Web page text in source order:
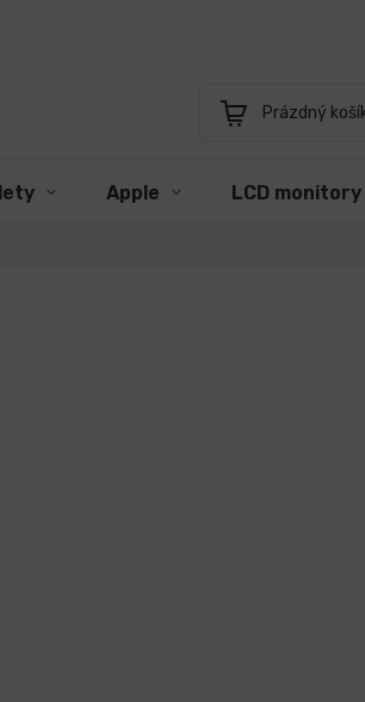
Nákupní
Prázdný
Apple LCD monitory